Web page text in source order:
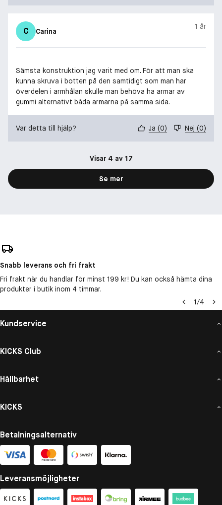
C Carina
1 år
Sämsta konstruktion jag varit med om. För att man ska
kunna skruva i botten på den samtidigt som man har
överdelen i armhålan skulle man behöva ha armar av
gummi alternativt båda armarna på samma sida.
Var detta till hjälp? Ja (0) Nej (0)
Visar 4 av 17
Se mer
Snabb leverans och fri frakt
Fri frakt när du handlar för minst 199 kr! Du kan också hämta dina
produkter i butik inom 4 timmar.
1/4
Kundservice
KICKS Club
Hållbarhet
KICKS
Betalningsalternativ
Leveransmöjligheter